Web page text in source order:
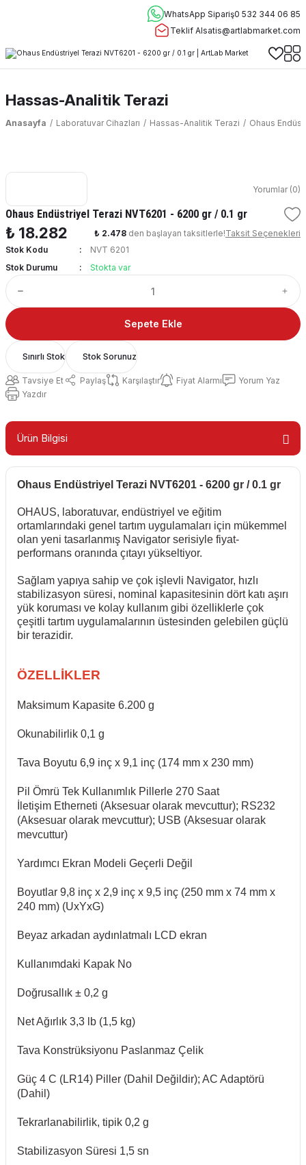
WhatsApp Sipariş0 532 344 06 85
Teklif Alsatis@artlabmarket.com
Hassas-Analitik Terazi
Anasayfa Laboratuvar Cihazları Hassas-Analitik Terazi Ohaus
Yorumlar (0)
Ohaus Endüstriyel Terazi NVT6201 - 6200 gr / 0.1 gr
₺ 18.282 ₺ 2.478 den başlayan taksitlerle!Taksit Seçenekleri
Stok Kodu
NVT 6201
Stok Durumu
Stokta var
Sepete Ekle
Sınırlı Stok Stok Sorunuz
Tavsiye Et Paylaş Karşılaştır Fiyat Alarmı
Yorum Yaz
Yazdır
Ürün Bilgisi
Ohaus Endüstriyel Terazi NVT6201 - 6200 gr / 0.1 gr
OHAUS, laboratuvar, endüstriyel ve eğitim
ortamlarındaki genel tartım uygulamaları için mükemmel
olan yeni tasarlanmış Navigator serisiyle fiyat-
performans oranında çıtayı yükseltiyor.
Sağlam yapıya sahip ve çok işlevli Navigator, hızlı
stabilizasyon süresi, nominal kapasitesinin dört katı aşırı
yük koruması ve kolay kullanım gibi özelliklerle çok
çeşitli tartım uygulamalarının üstesinden gelebilen güçlü
bir terazidir.
ÖZELLİKLER
Maksimum Kapasite 6.200 g
Okunabilirlik 0,1 g
Tava Boyutu 6,9 inç x 9,1 inç (174 mm x 230 mm)
Pil Ömrü Tek Kullanımlık Pillerle 270 Saat
İletişim Etherneti (Aksesuar olarak mevcuttur); RS232
(Aksesuar olarak mevcuttur); USB (Aksesuar olarak
mevcuttur)
Yardımcı Ekran Modeli Geçerli Değil
Boyutlar 9,8 inç x 2,9 inç x 9,5 inç (250 mm x 74 mm x
240 mm) (UxYxG)
Beyaz arkadan aydınlatmalı LCD ekran
Kullanımdaki Kapak No
Doğrusallık ± 0,2 g
Net Ağırlık 3,3 lb (1,5 kg)
Tava Konstrüksiyonu Paslanmaz Çelik
Güç 4 C (LR14) Piller (Dahil Değildir); AC Adaptörü
(Dahil)
Tekrarlanabilirlik, tipik 0,2 g
Stabilizasyon Süresi 1,5 sn